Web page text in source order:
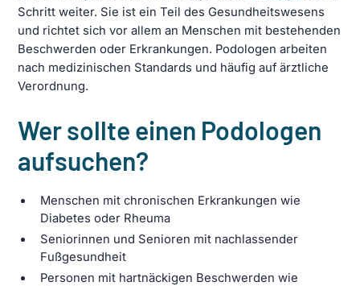
Schritt weiter. Sie ist ein Teil des Gesundheitswesens
und richtet sich vor allem an Menschen mit bestehenden
Beschwerden oder Erkrankungen. Podologen arbeiten
nach medizinischen Standards und häufig auf ärztliche
Verordnung.
Wer sollte einen Podologen
aufsuchen?
Menschen mit chronischen Erkrankungen wie
Diabetes oder Rheuma
Seniorinnen und Senioren mit nachlassender
Fußgesundheit
Personen mit hartnäckigen Beschwerden wie